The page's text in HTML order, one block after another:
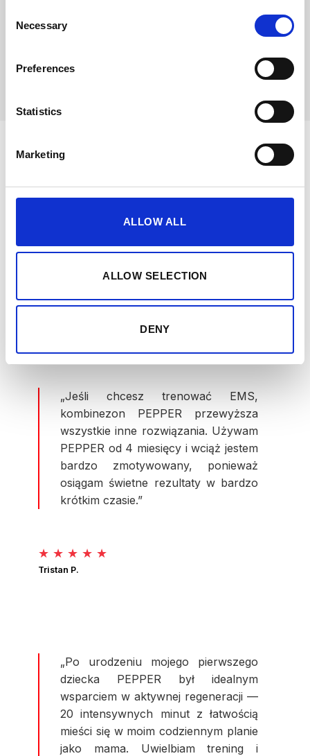
Selection
Necessary
Preferences
Statistics
Marketing
ALLOW ALL
ALLOW SELECTION
DENY
OPINIE I
DOŚWIADCZENIA
NASZYCH KLIENTÓW
„Jeśli chcesz trenować EMS,
kombinezon PEPPER przewyższa
wszystkie inne rozwiązania. Używam
PEPPER od 4 miesięcy i wciąż jestem
bardzo zmotywowany, ponieważ
osiągam świetne rezultaty w bardzo
krótkim czasie.”
★ ★ ★ ★ ★
Tristan P.
„Po urodzeniu mojego pierwszego
dziecka PEPPER był idealnym
wsparciem w aktywnej regeneracji —
20 intensywnych minut z łatwością
mieści się w moim codziennym planie
jako mama. Uwielbiam trening i